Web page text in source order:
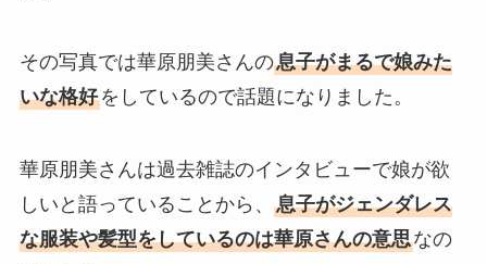
その写真では華原朋美さんの息子がまるで娘みた
いな格好をしているので話題になりました。
華原朋美さんは過去雑誌のインタビューで娘が欲
しいと語っていることから、 息子がジェンダレス
な服装や髪型をしているのは華原さんの意思なの